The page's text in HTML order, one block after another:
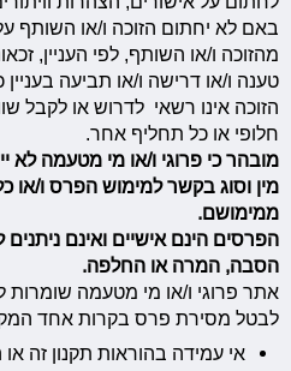
באם לא יחתום הזוכה ו/או השותף
מהזוכה ו/או השותף, לפי העניין,
טענה ו/או דרישה ו/או תביעה
הזוכה אינו רשאי לדרוש או לקבל
חלופי או כל תחליף אחר.
מובהר כי פרוגי ו/או מי מטעמה לא
מין וסוג בקשר למימוש הפרס ו/או
ממימושם.
הפרסים הינם אישיים ואינם
הסבה, המרה או החלפה.
אתר פרוגי ו/או מי מטעמה שומרות
לבטל מסירת פרס בקרות אחד
אי עמידה בהוראות תקנון זה